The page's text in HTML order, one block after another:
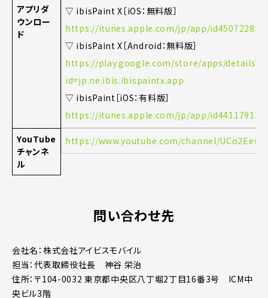
アプリダ
ウンロー
ド
▽ ibisPaint X［iOS：無料版］
https://itunes.apple.com/jp/app/
▽ ibisPaint X［Android：無料版］
https://play.google.com/store/apps/details?
id=jp.ne.ibis.ibispaintx.app
▽ ibisPaint［iOS：有料版］
https://itunes.apple.com/jp/app/
YouTube
チャンネ
ル
https://www.youtube.com/channel/
問い合わせ先
会社名：株式会社アイビスモバイル
担当：代表取締役社長 神谷 栄治
住所：〒104-0032 東京都中央区八丁堀2丁目16番3号 ICM中
央ビル3階